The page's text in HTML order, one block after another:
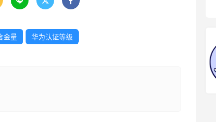
金量 华为认证等级